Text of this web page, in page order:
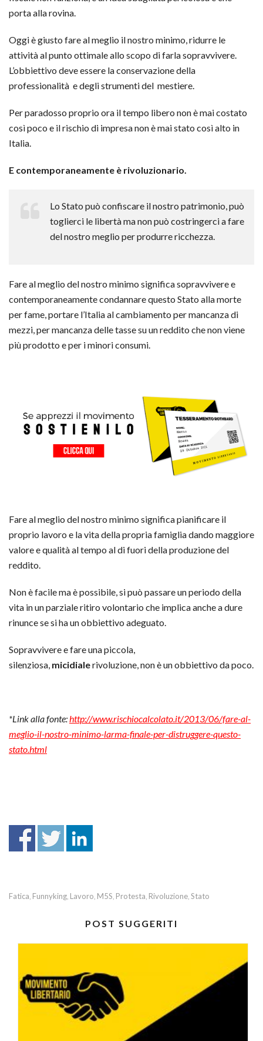
porta alla rovina.
Oggi è giusto fare al meglio il nostro minimo, ridurre le
attività al punto ottimale allo scopo di farla sopravvivere.
L’obbiettivo deve essere la conservazione della
professionalità e degli strumenti del mestiere.
Per paradosso proprio ora il tempo libero non è mai costato
così poco e il rischio di impresa non è mai stato così alto in
Italia.
E contemporaneamente è rivoluzionario.
Lo Stato può confiscare il nostro patrimonio, può
toglierci le libertà ma non può costringerci a fare
del nostro meglio per produrre ricchezza.
Fare al meglio del nostro minimo significa sopravvivere e
contemporaneamente condannare questo Stato alla morte
per fame, portare l’Italia al cambiamento per mancanza di
mezzi, per mancanza delle tasse su un reddito che non viene
più prodotto e per i minori consumi.
Fare al meglio del nostro minimo significa pianificare il
proprio lavoro e la vita della propria famiglia dando maggiore
valore e qualità al tempo al di fuori della produzione del
reddito.
Non è facile ma è possibile, si può passare un periodo della
vita in un parziale ritiro volontario che implica anche a dure
rinunce se si ha un obbiettivo adeguato.
Sopravvivere e fare una piccola,
silenziosa, micidialerivoluzione, non è un obbiettivo da poco.
*Link alla fonte: http://www.rischiocalcolato.it/2013/06/fare-al-
meglio-il-nostro-minimo-larma-finale-per-distruggere-questo-
stato.html
Fatica Funnyking Lavoro M5S Protesta Rivoluzione Stato
POST SUGGERITI